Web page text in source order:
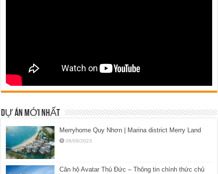
DỰ ÁN MỚI NHẤT
Merryhome Quy Nhơn | Marina district Merry Land
08/08/2023
Căn hộ Avatar Thủ Đức – Thông tin chính thức chủ